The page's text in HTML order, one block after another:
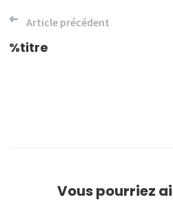
Navigation
de
Article précédent
%titre
Vous pourriez